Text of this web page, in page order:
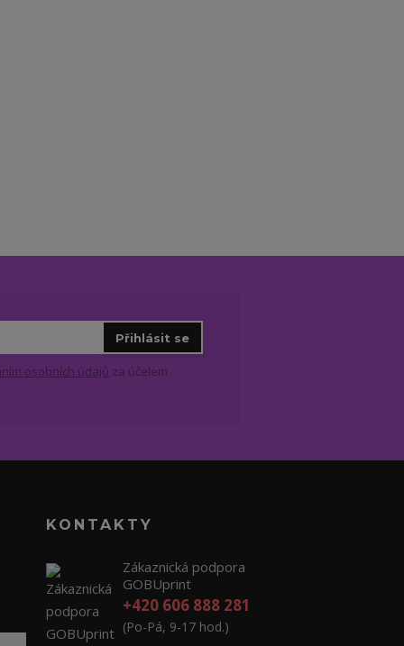
Přihlásit se
osobních údajů za účelem
KONTAKTY
Zákaznická podpora
GOBUprint
+420 606 888 281
(Po-Pá, 9-17 hod.)